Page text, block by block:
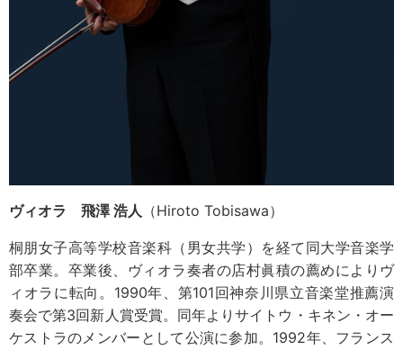
ヴィオラ 飛澤 浩人 （Hiroto Tobisawa）
桐朋女子高等学校音楽科（男女共学）を経て同大学音楽学
部卒業。卒業後、ヴィオラ奏者の店村眞積の薦めによりヴ
ィオラに転向。1990年、第101回神奈川県立音楽堂推薦演
奏会で第3回新人賞受賞。同年よりサイトウ・キネン・オー
ケストラのメンバーとして公演に参加。1992年、フランス